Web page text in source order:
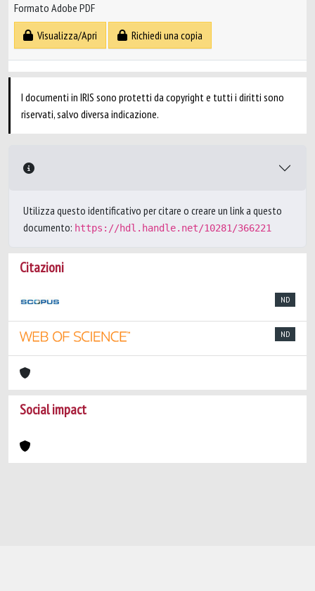
Formato Adobe PDF
Visualizza/Apri
Richiedi una copia
I documenti in IRIS sono protetti da copyright e tutti i diritti sono
riservati, salvo diversa indicazione.
Utilizza questo identificativo per citare o creare un link a questo
documento: https://hdl.handle.net/10281/366221
Citazioni
ND
ND
Social impact